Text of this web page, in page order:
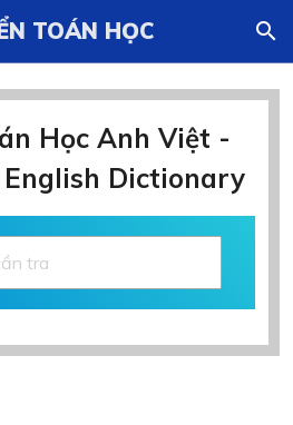
TOÁN HỌC search
Học Anh Việt -
Dictionary